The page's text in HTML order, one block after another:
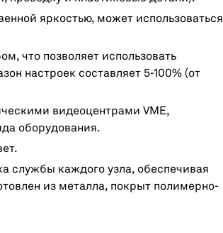
яркостью, может использоваться
что позволяет использовать
настроек составляет 5-100% (от
видеоцентрами VME,
оборудования.
службы каждого узла, обеспечивая
из металла, покрыт полимерно-